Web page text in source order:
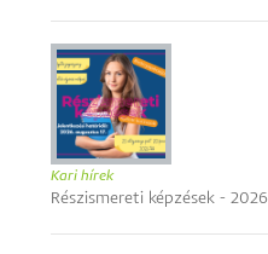
Kari hírek
Részismereti képzések - 2026